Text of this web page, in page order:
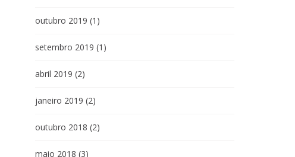
outubro 2019 (1)
setembro 2019 (1)
abril 2019 (2)
janeiro 2019 (2)
outubro 2018 (2)
maio 2018 (3)